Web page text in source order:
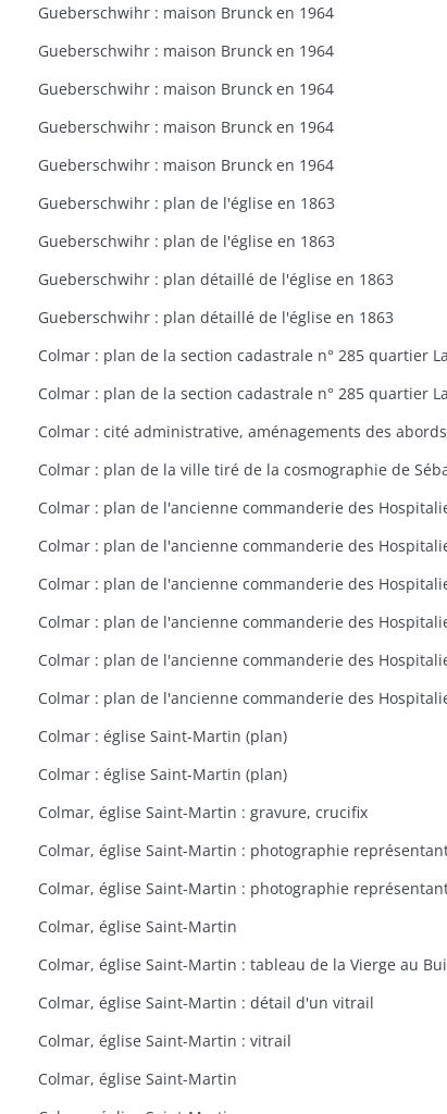
Gueberschwihr : maison Brunck en 1964
Gueberschwihr : maison Brunck en 1964
Gueberschwihr : maison Brunck en 1964
Gueberschwihr : maison Brunck en 1964
Gueberschwihr : maison Brunck en 1964
Gueberschwihr : plan de l'église en 1863
Gueberschwihr : plan de l'église en 1863
Gueberschwihr : plan détaillé de l'église en 1863
Gueberschwihr : plan détaillé de l'église en 1863
Colmar : cité administrative, aménagements des abords
Colmar : église Saint-Martin (plan)
Colmar : église Saint-Martin (plan)
Colmar, église Saint-Martin : gravure, crucifix
Colmar, église Saint-Martin
Colmar, église Saint-Martin : détail d'un vitrail
Colmar, église Saint-Martin : vitrail
Colmar, église Saint-Martin